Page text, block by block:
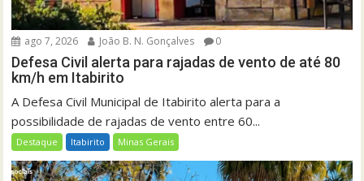
ago 7, 2026 João B. N. Gonçalves 0
Defesa Civil alerta para rajadas de vento de até 80
km/h em Itabirito
A Defesa Civil Municipal de Itabirito alerta para a
possibilidade de rajadas de vento entre 60...
Destaque Itabirito Minas Gerais